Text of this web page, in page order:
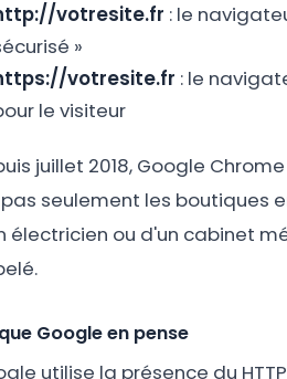
votresite.fr : le
»
votresite.fr : le
le visiteur
juillet 2018, Google
seulement les boutiques
électricien ou d'un cabinet
Google en pense
utilise la présence du